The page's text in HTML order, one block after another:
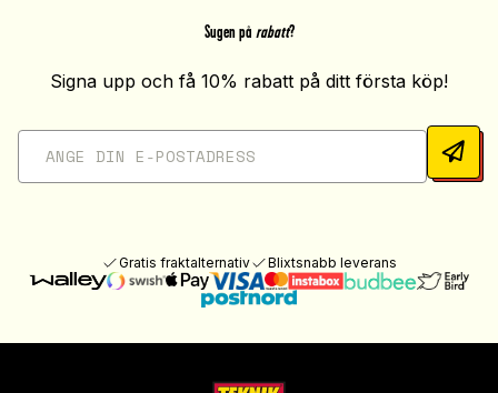
Sugen på rabatt?
Signa upp och få 10% rabatt på ditt första köp!
Gratis fraktalternativ Blixtsnabb leverans